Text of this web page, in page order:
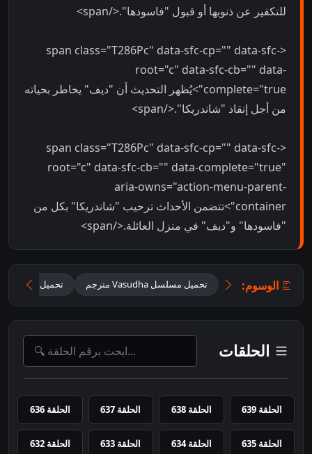
للتكفير عن ذنوبها أو قبول "فاسودها".</span>
<span class="T286Pc" data-sfc-cp="" data-sfc-
root="c" data-sfc-cb="" data-
complete="true">يُظهر التحديث أن "ديف" يخاطر بحياته
من أجل إنقاذ "شاندريكا".</span>
<span class="T286Pc" data-sfc-cp="" data-sfc-
root="c" data-sfc-cb="" data-complete="true"
aria-owns="action-menu-parent-
container">تتضمن الأحداث ترحيب "شاندريكا" بكل من
"فاسودها" و"ديف" في منزل العائلة.</span>
الوسوم: تحميل مسلسل Vasudha مترجم تحميل مسلسل
الحلقات
الحلقة 639 الحلقة 638 الحلقة 637 الحلقة 636
الحلقة 635 الحلقة 634 الحلقة 633 الحلقة 632